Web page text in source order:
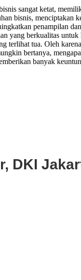
sangat ketat,
bisnis, menciptakan
penampilan
yang berkualitas
terlihat tua. Oleh
bertanya,
banyak
DKI